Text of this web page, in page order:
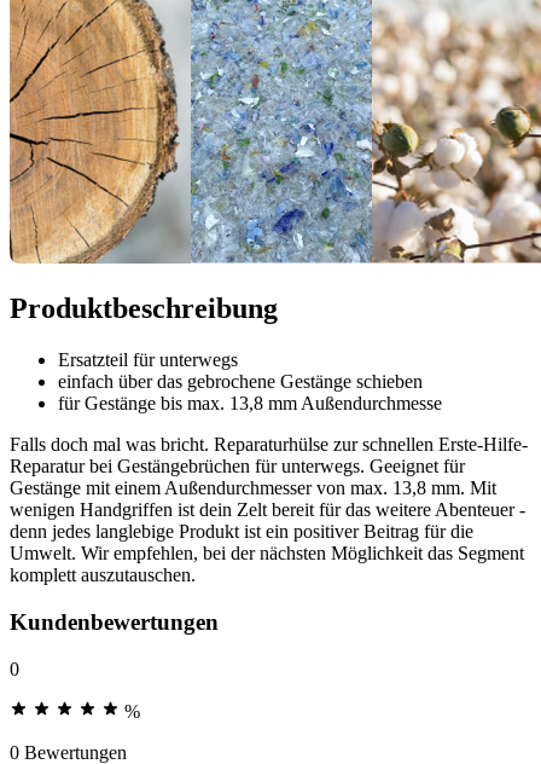
Produktbeschreibung
Ersatzteil für unterwegs
einfach über das gebrochene Gestänge schieben
für Gestänge bis max. 13,8 mm Außendurchmesse
Falls doch mal was bricht. Reparaturhülse zur schnellen Erste-Hilfe-
Reparatur bei Gestängebrüchen für unterwegs. Geeignet für
Gestänge mit einem Außendurchmesser von max. 13,8 mm. Mit
wenigen Handgriffen ist dein Zelt bereit für das weitere Abenteuer -
denn jedes langlebige Produkt ist ein positiver Beitrag für die
Umwelt. Wir empfehlen, bei der nächsten Möglichkeit das Segment
komplett auszutauschen.
Kundenbewertungen
0
%
0 Bewertungen